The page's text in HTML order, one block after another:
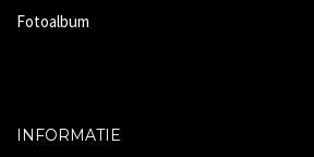
Fotoalbum
INFORMATIE